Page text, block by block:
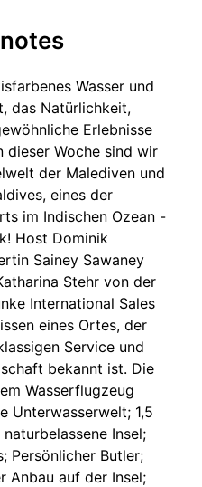
Wasser und
das Natürlichkeit,
Erlebnisse
dieser Woche sind wir
der Malediven und
eines der
im Indischen Ozean -
Host Dominik
Sainey Sawaney
Stehr von der
International Sales
eines Ortes, der
Service und
bekannt ist. Die
Wasserflugzeug
Unterwasserwelt; 1,5
Insel;
Persönlicher Butler;
Anbau auf der Insel;